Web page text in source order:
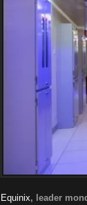
Equinix, leader